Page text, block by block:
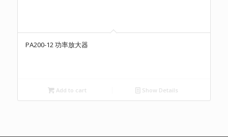
PA200-12 功率放大器
Add to cart Show Details